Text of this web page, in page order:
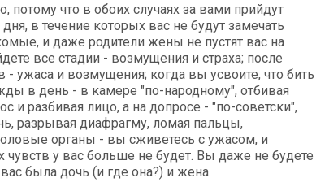
потому что в обоих случаях за вами прийдут
в течение которых вас не будут замечать
и даже родители жены не пустят вас на
все стадии - возмущения и страха; после
- ужаса и возмущения; когда вы усвоите, что бить
в день - в камере "по-народному", отбивая
и разбивая лицо, а на допросе - "по-советски",
разрывая диафрагму, ломая пальцы,
органы - вы сживетесь с ужасом, и
чувств у вас больше не будет. Вы даже не будете
была дочь (и где она?) и жена.